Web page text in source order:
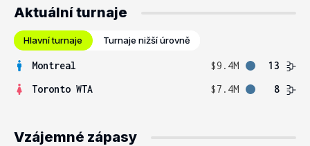
Aktuální turnaje
Hlavní turnaje Turnaje nižší úrovně
Montreal $9.4M
13
Toronto WTA
$7.4M 8
Vzájemné zápasy